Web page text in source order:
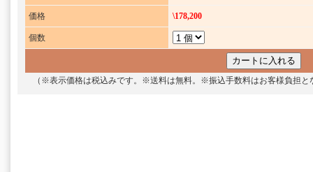
価格 \178,200
個数
（※表示価格は税込みです。※送料は無料。※振込手数料はお客様負担と